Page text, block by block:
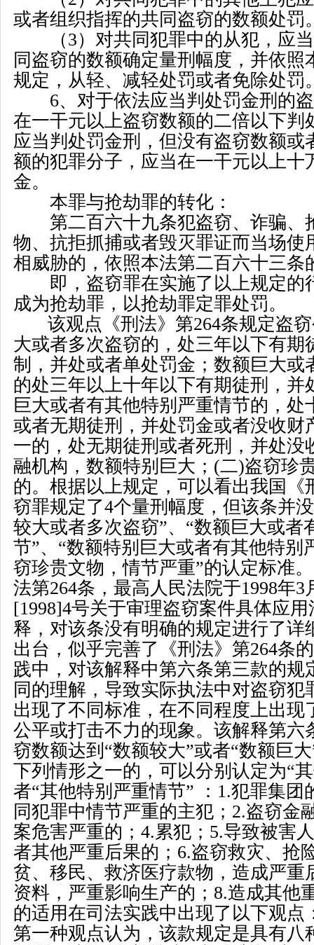
或者组织指挥的共同盗窃的数额处罚
（3）对共同犯罪中的从犯，应
同盗窃的数额确定量刑幅度，并依照
规定，从轻、减轻处罚或者免除处罚
6、对于依法应当判处罚金刑的
在一干元以上盗窃数额的二倍以下判
应当判处罚金刑，但没有盗窃数额或
额的犯罪分子，应当在一干元以上十
金。
本罪与抢劫罪的转化：
第二百六十九条犯盗窃、诈骗、
物、抗拒抓捕或者毁灭罪证而当场使
相威胁的，依照本法第二百六十三条
即，盗窃罪在实施了以上规定的
成为抢劫罪，以抢劫罪定罪处罚。
该观点《刑法》第264条规定盗
大或者多次盗窃的，处三年以下有期
制，并处或者单处罚金；数额巨大或
的处三年以上十年以下有期徒刑，并
巨大或者有其他特别严重情节的，处
或者无期徒刑，并处罚金或者没收财
一的，处无期徒刑或者死刑，并处没
融机构，数额特别巨大； (二)盗窃珍
的。根据以上规定，可以看出我国《
窃罪规定了4个量刑幅度，但该条并
较大或者多次盗窃”、 “数额巨大或者
节”、 “数额特别巨大或者有其他特别
窃珍贵文物，情节严重”的认定标准
法第264条，最高人民法院于1998年3
[1998]4号关于审理盗窃案件具体应
释，对该条没有明确的规定进行了详
出台，似乎完善了《刑法》第264条
践中，对该解释中第六条第三款的规
同的理解，导致实际执法中对盗窃犯
出现了不同标准，在不同程度上出现
公平或打击不力的现象。该解释第六
窃数额达到 “数额较大”或者“数额巨大
下列情形之一的，可以分别认定为“
者“其他特别严重情节” ： 1.犯罪集团
同犯罪中情节严重的主犯； 2.盗窃金
案危害严重的； 4.累犯； 5.导致被害
者其他严重后果的； 6.盗窃救灾、抢
贫、移民、救济医疗款物，造成严重
资料，严重影响生产的； 8.造成其他
的适用在司法实践中出现了以下观点
第一种观点认为，该款规定是具有八